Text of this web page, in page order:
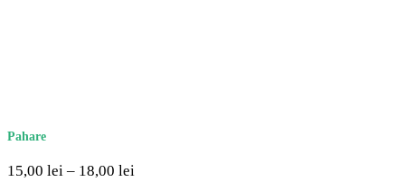
Pahare
15,00 lei – 18,00 lei